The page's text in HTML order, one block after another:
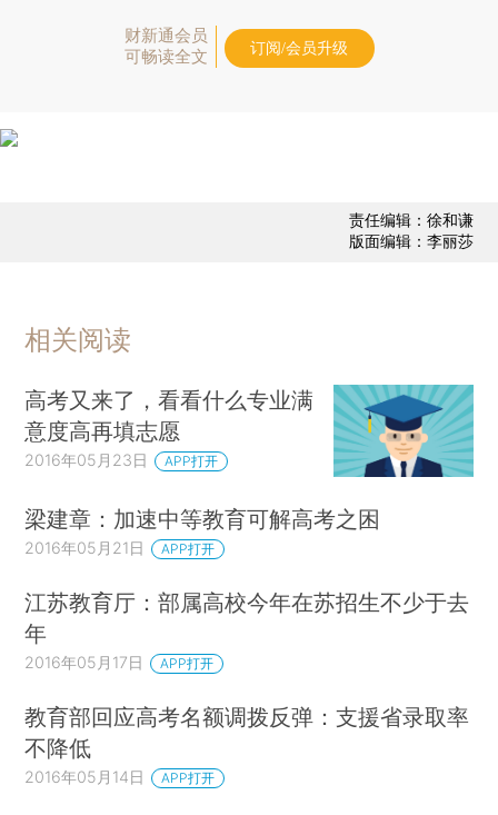
财新通会员
可畅读全文
订阅/会员升级
责任编辑：徐和谦
版面编辑：李丽莎
相关阅读
高考又来了，看看什么专业满
意度高再填志愿
2016年05月23日 APP打开
梁建章：加速中等教育可解高考之困
2016年05月21日 APP打开
江苏教育厅：部属高校今年在苏招生不少于去
年
2016年05月17日 APP打开
教育部回应高考名额调拨反弹：支援省录取率
不降低
2016年05月14日 APP打开